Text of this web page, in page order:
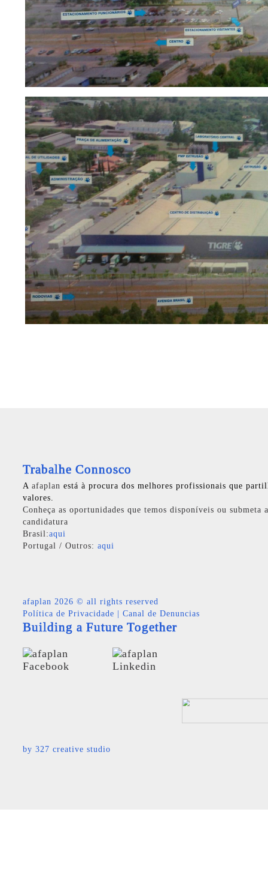
Trabalhe Connosco
A afaplan está à procura dos melhores profissionais que
valores.
Conheça as oportunidades que temos disponíveis ou submeta
candidatura
Brasil:aqui
Portugal / Outros: aqui
afaplan 2026 © all rights reserved
Política de Privacidade
Canal de Denuncias
Building a Future Together
by 327 creative studio